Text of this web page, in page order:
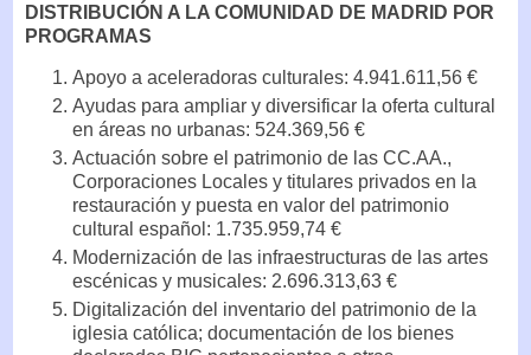
DISTRIBUCIÓN A LA COMUNIDAD DE MADRID POR
PROGRAMAS
Apoyo a aceleradoras culturales: 4.941.611,56 €
Ayudas para ampliar y diversificar la oferta cultural
en áreas no urbanas: 524.369,56 €
Actuación sobre el patrimonio de las CC.AA.,
Corporaciones Locales y titulares privados en la
restauración y puesta en valor del patrimonio
cultural español: 1.735.959,74 €
Modernización de las infraestructuras de las artes
escénicas y musicales: 2.696.313,63 €
Digitalización del inventario del patrimonio de la
iglesia católica; documentación de los bienes